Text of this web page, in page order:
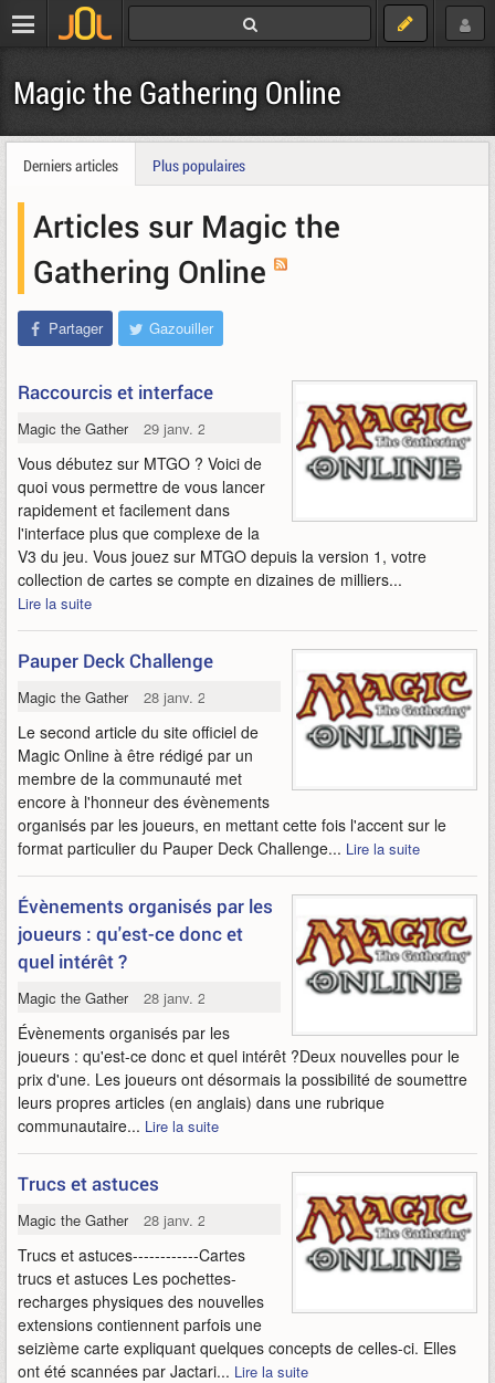
Magic the Gathering Online
Derniers articles Plus populaires
Articles sur Magic the
Gathering Online
Partager Gazouiller
Raccourcis et interface
Magic the Gathering Online
29 janv. 2010
Vous débutez sur MTGO ? Voici de
quoi vous permettre de vous lancer
rapidement et facilement dans
l'interface plus que complexe de la
V3 du jeu. Vous jouez sur MTGO depuis la version 1, votre
collection de cartes se compte en dizaines de milliers...
Lire la suite
Pauper Deck Challenge
Magic the Gathering Online
28 janv. 2010
Le second article du site officiel de
Magic Online à être rédigé par un
membre de la communauté met
encore à l'honneur des évènements
organisés par les joueurs, en mettant cette fois l'accent sur le
format particulier du Pauper Deck Challenge... Lire la suite
Évènements organisés par les
joueurs : qu'est-ce donc et
quel intérêt ?
Magic the Gathering Online
28 janv. 2010
Évènements organisés par les
joueurs : qu'est-ce donc et quel intérêt ?Deux nouvelles pour le
prix d'une. Les joueurs ont désormais la possibilité de soumettre
leurs propres articles (en anglais) dans une rubrique
communautaire... Lire la suite
Trucs et astuces
Magic the Gathering Online
28 janv. 2010
Trucs et astuces------------Cartes
trucs et astuces Les pochettes-
recharges physiques des nouvelles
extensions contiennent parfois une
seizième carte expliquant quelques concepts de celles-ci. Elles
ont été scannées par Jactari... Lire la suite